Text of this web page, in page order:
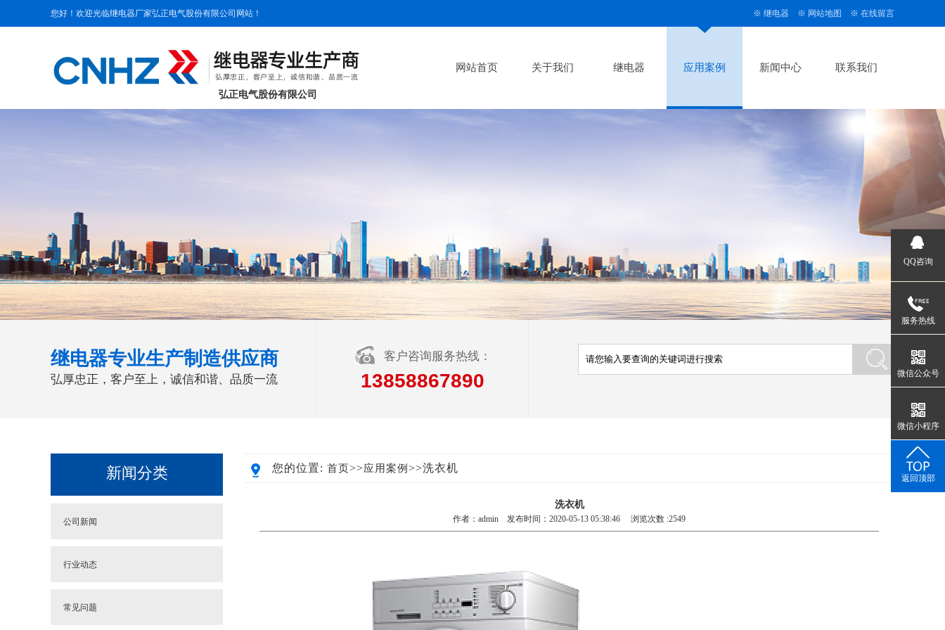
您好！欢迎光临继电器厂家弘正电气股份有限公司网站！ ※ 继电器 ※ 网站地图 ※ 在线留言
弘正电气股份有限公司
网站首页 关于我们 继电器 应用案例 新闻中心 联系我们
继电器专业生产制造供应商
弘厚忠正，客户至上，诚信和谐、品质一流
客户咨询服务热线：
13858867890
新闻分类
公司新闻
行业动态
常见问题
您的位置: 首页>>应用案例 >>洗衣机
洗衣机
作者：admin 发布时间：2020-05-13 05:38:46 浏览次数 :2549
QQ咨询
服务热线
微信公众号
微信小程序
返回顶部